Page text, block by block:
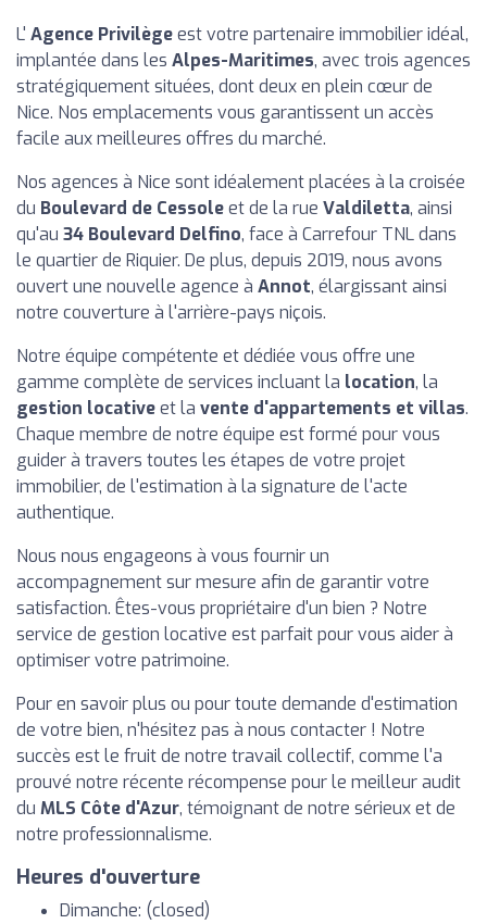
L' Agence Privilègeest votre partenaire immobilier idéal,
implantée dans les Alpes-Maritimes, avec trois agences
stratégiquement situées, dont deux en plein cœur de
Nice. Nos emplacements vous garantissent un accès
facile aux meilleures offres du marché.
Nos agences à Nice sont idéalement placées à la croisée
du Boulevard de Cessoleet de la rue Valdiletta, ainsi
qu'au 34 Boulevard Delfino, face à Carrefour TNL dans
le quartier de Riquier. De plus, depuis 2019, nous avons
ouvert une nouvelle agence à Annot, élargissant ainsi
notre couverture à l'arrière-pays niçois.
Notre équipe compétente et dédiée vous offre une
gamme complète de services incluant la location, la
gestion locativeet la vente d'appartements et villas.
Chaque membre de notre équipe est formé pour vous
guider à travers toutes les étapes de votre projet
immobilier, de l'estimation à la signature de l'acte
authentique.
Nous nous engageons à vous fournir un
accompagnement sur mesure afin de garantir votre
satisfaction. Êtes-vous propriétaire d'un bien ? Notre
service de gestion locative est parfait pour vous aider à
optimiser votre patrimoine.
Pour en savoir plus ou pour toute demande d'estimation
de votre bien, n'hésitez pas à nous contacter ! Notre
succès est le fruit de notre travail collectif, comme l'a
prouvé notre récente récompense pour le meilleur audit
du MLS Côte d'Azur, témoignant de notre sérieux et de
notre professionnalisme.
Heures d'ouverture
Dimanche: (closed)